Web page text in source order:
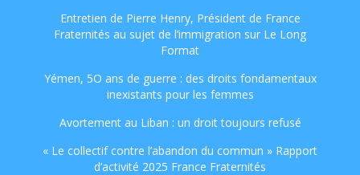
Entretien de Pierre Henry, Président de France
Fraternités au sujet de l’immigration sur Le Long
Format
Yémen, 5O ans de guerre : des droits fondamentaux
inexistants pour les femmes
Avortement au Liban : un droit toujours refusé
« Le collectif contre l’abandon du commun » Rapport
d’activité 2025 France Fraternités